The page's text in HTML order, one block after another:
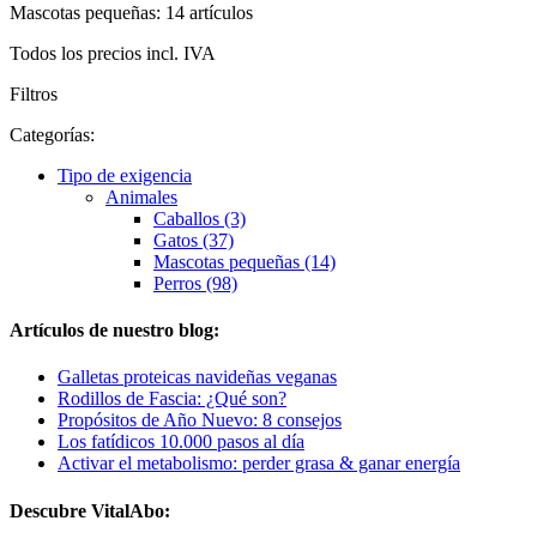
Mascotas pequeñas: 14 artículos
Todos los precios incl. IVA
Filtros
Categorías:
Tipo de exigencia
Animales
Caballos (3)
Gatos (37)
Mascotas pequeñas (14)
Perros (98)
Artículos de nuestro blog:
Galletas proteicas navideñas veganas
Rodillos de Fascia: ¿Qué son?
Propósitos de Año Nuevo: 8 consejos
Los fatídicos 10.000 pasos al día
Activar el metabolismo: perder grasa & ganar energía
Descubre VitalAbo: